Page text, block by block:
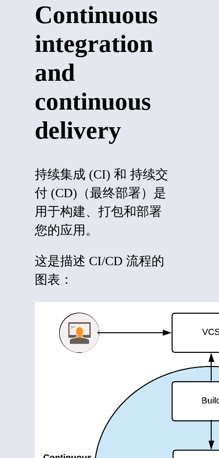
Continuous
integration
and
continuous
delivery
持续集成 (CI) 和 持续交
付 (CD) （最终部署）是
用于构建、打包和部署
您的应用。
这是描述 CI/CD 流程的
图表：